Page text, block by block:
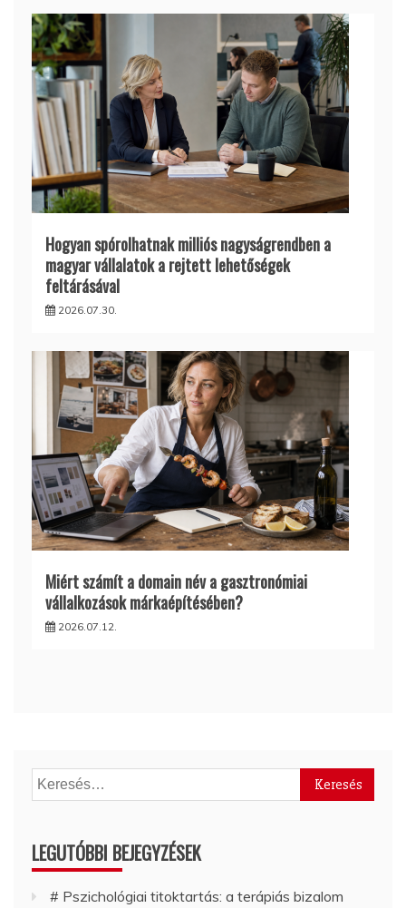
Hogyan spórolhatnak milliós nagyságrendben a
magyar vállalatok a rejtett lehetőségek
feltárásával
2026.07.30.
Miért számít a domain név a gasztronómiai
vállalkozások márkaépítésében?
2026.07.12.
Keresés:
LEGUTÓBBI BEJEGYZÉSEK
# Pszichológiai titoktartás: a terápiás bizalom